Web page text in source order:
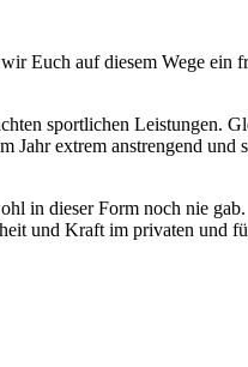
Euch auf diesem Wege
sportlichen Leistungen.
extrem anstrengend
in dieser Form noch nie gab.
und Kraft im privaten und